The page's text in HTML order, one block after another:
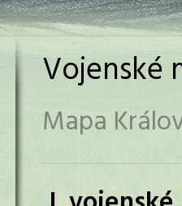
Vojenské
Mapa